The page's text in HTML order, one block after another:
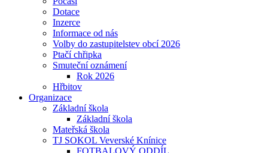
Dotace
Inzerce
Informace od nás
Volby do zastupitelstev obcí 2026
Ptačí chřipka
Smuteční oznámení
Rok 2026
Hřbitov
Organizace
Základní škola
Základní škola
Mateřská škola
TJ SOKOL Veverské Knínice
FOTBALOVÝ ODDÍL